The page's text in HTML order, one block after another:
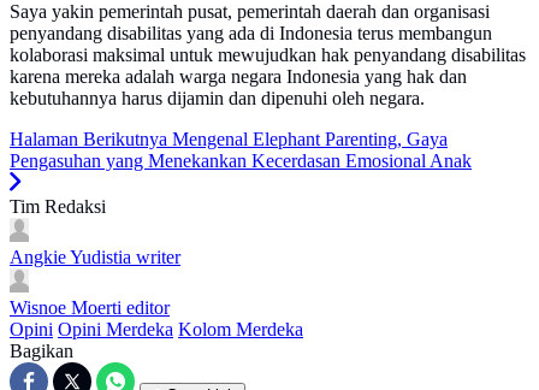
Saya yakin pemerintah pusat, pemerintah daerah dan organisasi
penyandang disabilitas yang ada di Indonesia terus membangun
kolaborasi maksimal untuk mewujudkan hak penyandang disabilitas
karena mereka adalah warga negara Indonesia yang hak dan
kebutuhannya harus dijamin dan dipenuhi oleh negara.
Halaman Berikutnya Mengenal Elephant Parenting, Gaya
Pengasuhan yang Menekankan Kecerdasan Emosional Anak
Tim Redaksi
Angkie Yudistia writer
Wisnoe Moerti editor
Opini Opini Merdeka Kolom Merdeka
Bagikan